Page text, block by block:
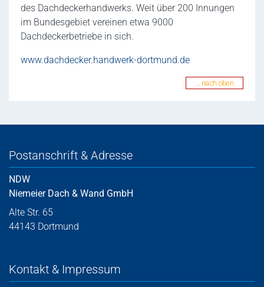
des Dachdeckerhandwerks. Weit über 200 Innungen
im Bundesgebiet vereinen etwa 9000
Dachdeckerbetriebe in sich.
www.dachdecker.handwerk-dortmund.de
... nach oben
Postanschrift & Adresse
NDW
Niemeier Dach & Wand GmbH
Alte Str. 65
44143 Dortmund
Kontakt & Impressum